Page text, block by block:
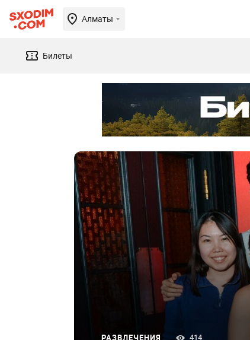
Алматы
Билеты
РАЗВЛЕЧЕНИЯ 414